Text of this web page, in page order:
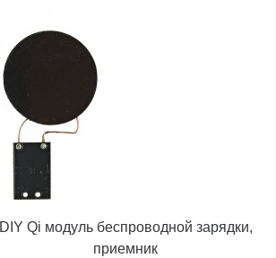
DIY Qi модуль беспроводной зарядки,
приемник